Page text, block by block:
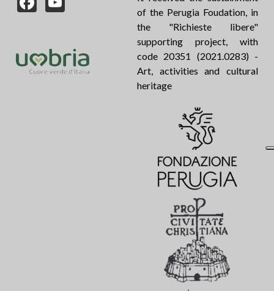
of the Perugia Foudation, in
the "Richieste libere"
supporting project, with
code 20351 (2021.0283) -
Art, activities and cultural
heritage